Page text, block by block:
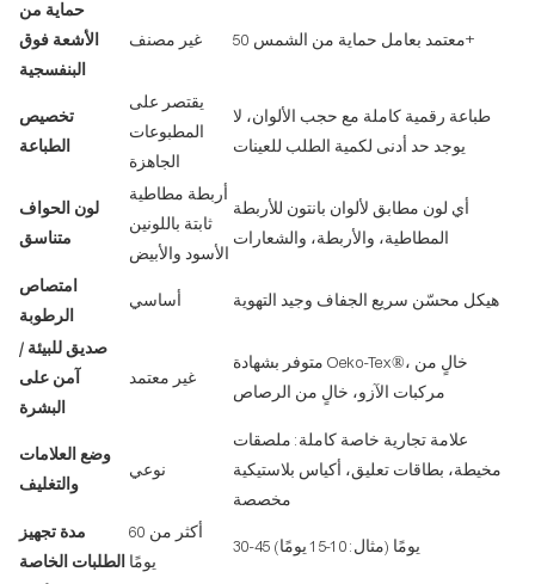
حماية من
الأشعة فوق
البنفسجية
غير مصنف معتمد بعامل حماية من الشمس 50+
تخصيص
الطباعة
يقتصر على
المطبوعات
الجاهزة
طباعة رقمية كاملة مع حجب الألوان، لا
يوجد حد أدنى لكمية الطلب للعينات
لون الحواف
متناسق
أربطة مطاطية
ثابتة باللونين
الأسود والأبيض
أي لون مطابق لألوان بانتون للأربطة
المطاطية، والأربطة، والشعارات
امتصاص
الرطوبة
أساسي هيكل محسّن سريع الجفاف وجيد التهوية
صديق للبيئة /
آمن على
البشرة
غير معتمد
متوفر بشهادة Oeko-Tex®، خالٍ من
مركبات الآزو، خالٍ من الرصاص
وضع العلامات
والتغليف
نوعي
علامة تجارية خاصة كاملة: ملصقات
مخيطة، بطاقات تعليق، أكياس بلاستيكية
مخصصة
مدة تجهيز
الطلبات الخاصة
أكثر من 60
يومًا
30-45 يومًا (مثال: 10-15 يومًا)